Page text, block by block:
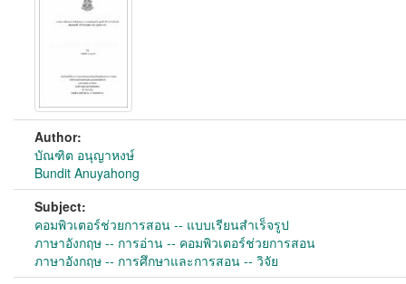
Author:
บัณฑิต อนุญาหงษ์
Bundit Anuyahong
Subject:
คอมพิวเตอร์ช่วยการสอน -- แบบเรียนสำเร็จรูป
ภาษาอังกฤษ -- การอ่าน -- คอมพิวเตอร์ช่วยการสอน
ภาษาอังกฤษ -- การศึกษาและการสอน -- วิจัย